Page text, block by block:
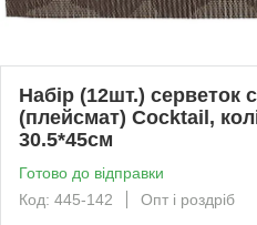
Набір (12шт.) серветок
(плейсмат) Сocktail,
30.5*45см
Готово до відправки
Код: 445-142
Опт і роздріб